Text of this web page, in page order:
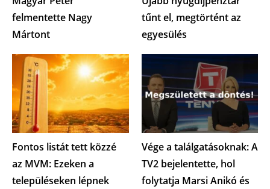
felmentette Nagy
Mártont
tűnt el, megtörtént az
egyesülés
Fontos listát tett közzé
az MVM: Ezeken a
településeken lépnek
Vége a találgatásoknak: A
TV2 bejelentette, hol
folytatja Marsi Anikó és